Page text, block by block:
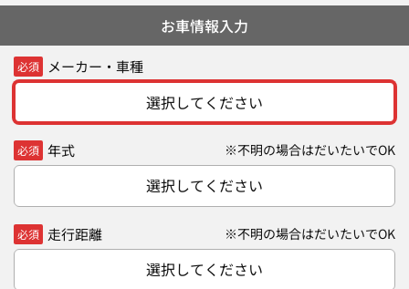
お車情報入力
必須 メーカー・車種
選択してください
必須 年式 ※不明の場合はだいたいでOK
選択してください
必須 走行距離 ※不明の場合はだいたいでOK
選択してください